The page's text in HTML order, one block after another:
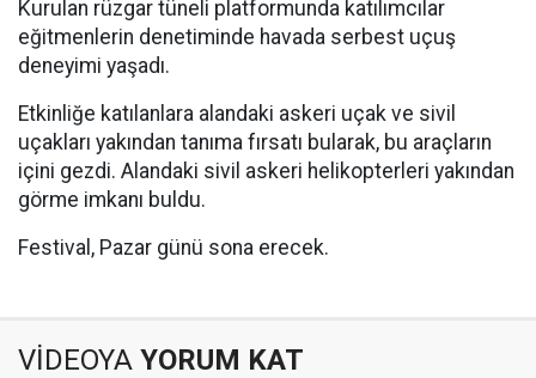
Kurulan rüzgar tüneli platformunda katılımcılar
eğitmenlerin denetiminde havada serbest uçuş
deneyimi yaşadı.
Etkinliğe katılanlara alandaki askeri uçak ve sivil
uçakları yakından tanıma fırsatı bularak, bu araçların
içini gezdi. Alandaki sivil askeri helikopterleri yakından
görme imkanı buldu.
Festival, Pazar günü sona erecek.
VİDEOYA YORUM KAT